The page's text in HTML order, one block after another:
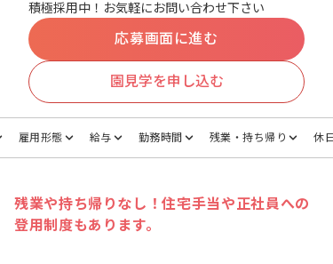
積極採用中！お気軽にお問い合わせ下さい
応募画面に進む
園見学を申し込む
雇用形態 給与 勤務時間 残業・持ち帰り 休
残業や持ち帰りなし！住宅手当や正社員への
登用制度もあります。